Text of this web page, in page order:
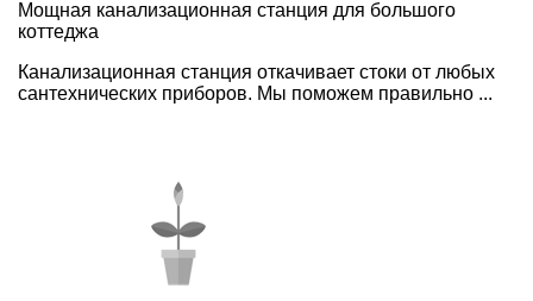
Мощная канализационная станция для большого
коттеджа
Канализационная станция откачивает стоки от любых
сантехнических приборов. Мы поможем правильно ...